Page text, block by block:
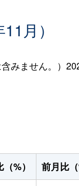
月）
みません。）
%） 前月比（